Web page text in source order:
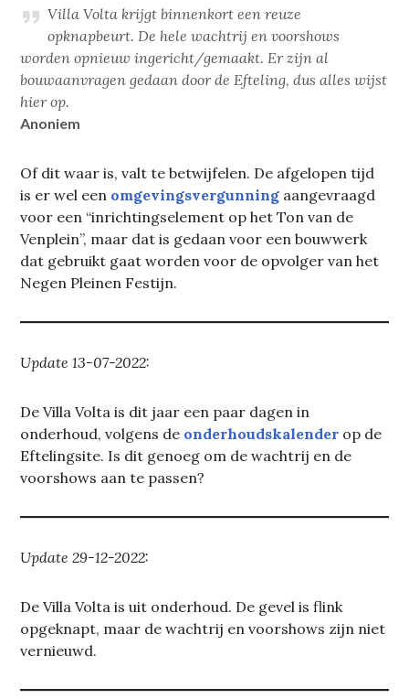
Villa Volta krijgt binnenkort een reuze
opknapbeurt. De hele wachtrij en voorshows
worden opnieuw ingericht/gemaakt. Er zijn al
bouwaanvragen gedaan door de Efteling, dus alles wijst
hier op.
Anoniem
Of dit waar is, valt te betwijfelen. De afgelopen tijd
is er wel een omgevingsvergunning aangevraagd
voor een “inrichtingselement op het Ton van de
Venplein”, maar dat is gedaan voor een bouwwerk
dat gebruikt gaat worden voor de opvolger van het
Negen Pleinen Festijn.
Update 13-07-2022:
De Villa Volta is dit jaar een paar dagen in
onderhoud, volgens de onderhoudskalender op de
Eftelingsite. Is dit genoeg om de wachtrij en de
voorshows aan te passen?
Update 29-12-2022:
De Villa Volta is uit onderhoud. De gevel is flink
opgeknapt, maar de wachtrij en voorshows zijn niet
vernieuwd.